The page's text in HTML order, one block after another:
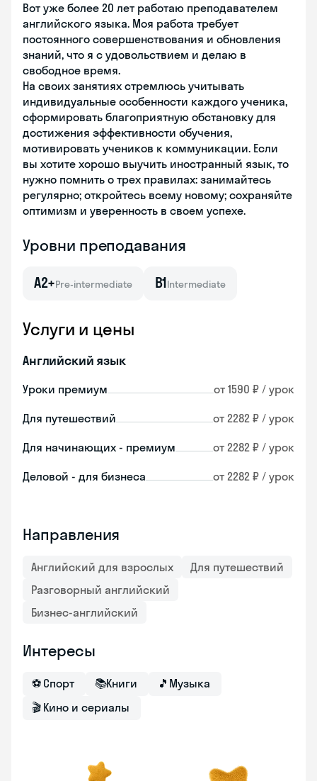
Вот уже более 20 лет работаю преподавателем
английского языка. Моя работа требует
постоянного совершенствования и обновления
знаний, что я с удовольствием и делаю в
свободное время.
На своих занятиях стремлюсь учитывать
индивидуальные особенности каждого ученика,
сформировать благоприятную обстановку для
достижения эффективности обучения,
мотивировать учеников к коммуникации. Если
вы хотите хорошо выучить иностранный язык, то
нужно помнить о трех правилах: занимайтесь
регулярно; откройтесь всему новому; сохраняйте
оптимизм и уверенность в своем успехе.
Уровни преподавания
A2+Pre-intermediate B1Intermediate
Услуги и цены
Английский язык
Уроки премиум от 1590 ₽ / урок
Для путешествий от 2282 ₽ / урок
Для начинающих - премиум от 2282 ₽ / урок
Деловой - для бизнеса от 2282 ₽ / урок
Направления
Английский для взрослых
Для путешествий
Разговорный английский
Бизнес-английский
Интересы
⚽ Спорт 📚Книги 🎵 Музыка
🎬 Кино и сериалы